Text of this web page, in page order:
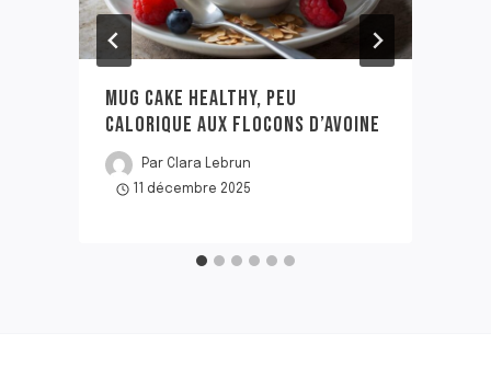
MUG CAKE HEALTHY, PEU
CALORIQUE AUX FLOCONS D’AVOINE
Par Clara Lebrun
11 décembre 2025